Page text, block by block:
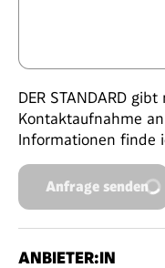
DER STANDARD
Kontaktaufnahme
Informationen finde
Anfrage senden
ANBIETER:IN